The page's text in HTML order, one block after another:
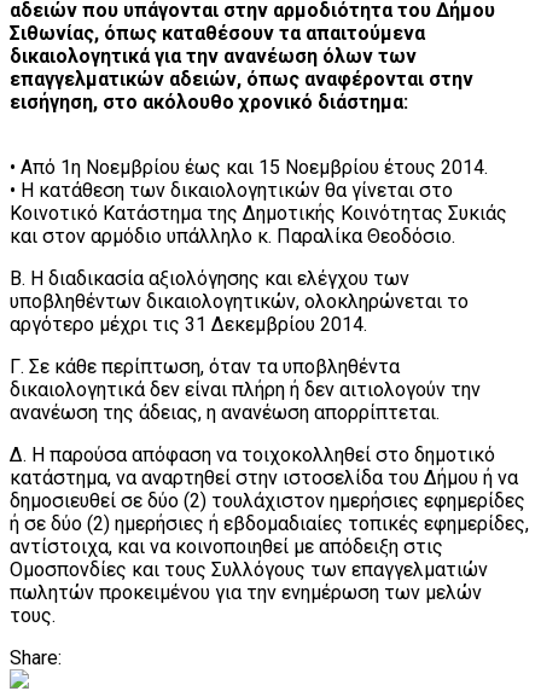
αδειών που υπάγονται στην αρμοδιότητα του Δήμου
Σιθωνίας, όπως καταθέσουν τα απαιτούμενα
δικαιολογητικά για την ανανέωση όλων των
επαγγελματικών αδειών, όπως αναφέρονται στην
εισήγηση, στο ακόλουθο χρονικό διάστημα:
• Από 1η Νοεμβρίου έως και 15 Νοεμβρίου έτους 2014.
• Η κατάθεση των δικαιολογητικών θα γίνεται στο
Κοινοτικό Κατάστημα της Δημοτικής Κοινότητας Συκιάς
και στον αρμόδιο υπάλληλο κ. Παραλίκα Θεοδόσιο.
Β. Η διαδικασία αξιολόγησης και ελέγχου των
υποβληθέντων δικαιολογητικών, ολοκληρώνεται το
αργότερο μέχρι τις 31 Δεκεμβρίου 2014.
Γ. Σε κάθε περίπτωση, όταν τα υποβληθέντα
δικαιολογητικά δεν είναι πλήρη ή δεν αιτιολογούν την
ανανέωση της άδειας, η ανανέωση απορρίπτεται.
Δ. Η παρούσα απόφαση να τοιχοκολληθεί στο δημοτικό
κατάστημα, να αναρτηθεί στην ιστοσελίδα του Δήμου ή να
δημοσιευθεί σε δύο (2) τουλάχιστον ημερήσιες εφημερίδες
ή σε δύο (2) ημερήσιες ή εβδομαδιαίες τοπικές εφημερίδες,
αντίστοιχα, και να κοινοποιηθεί με απόδειξη στις
Ομοσπονδίες και τους Συλλόγους των επαγγελματιών
πωλητών προκειμένου για την ενημέρωση των μελών
τους.
Share: